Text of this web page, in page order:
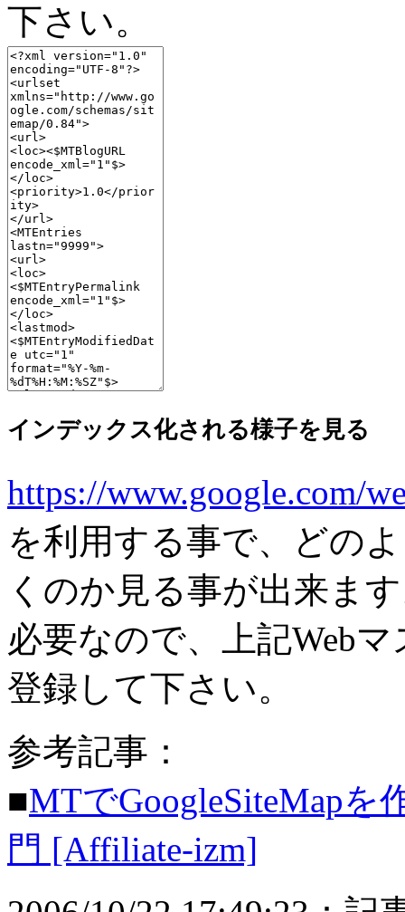
下さい。
インデックス化される様子を見る
https://www.google.com/
を利用する事で、どの
くのか見る事が出来ま
必要なので、上記Web
登録して下さい。
参考記事：
■MTでGoogleSiteMap
門 [Affiliate-izm]